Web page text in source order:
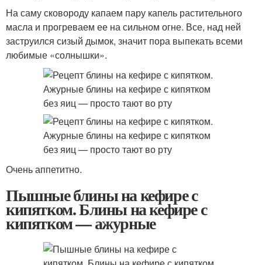
На саму сковороду капаем пару капель растительного
масла и прогреваем ее на сильном огне. Все, над ней
заструился сизый дымок, значит пора выпекать всеми
любимые «солнышки».
Очень аппетитно.
Пышные блины на кефире с
кипятком. Блины на кефире с
кипятком — ажурные